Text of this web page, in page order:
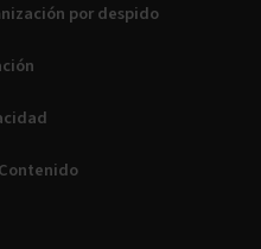
por despido